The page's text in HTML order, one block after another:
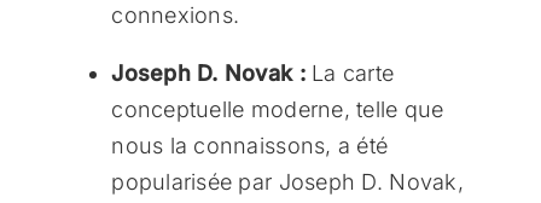
connexions.
Joseph D. Novak :La carte
conceptuelle moderne, telle que
nous la connaissons, a été
popularisée par Joseph D. Novak,